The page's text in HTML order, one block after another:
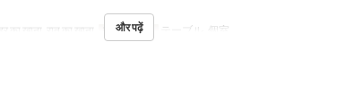
का खाना, रात का खाना सीट की श्रेणी テーブル, 個室
और पढ़ें